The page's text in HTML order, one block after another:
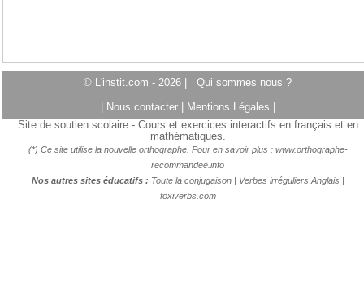
© L'instit.com - 2026 | Qui sommes nous ?
Nous contacter Mentions Légales
Site de soutien scolaire - Cours et exercices interactifs en français et en
mathématiques.
(*) Ce site utilise la nouvelle orthographe. Pour en savoir plus : www.orthographe-
recommandee.info
Nos autres sites éducatifs : Toute la conjugaison| Verbes irréguliers Anglais |
foxiverbs.com